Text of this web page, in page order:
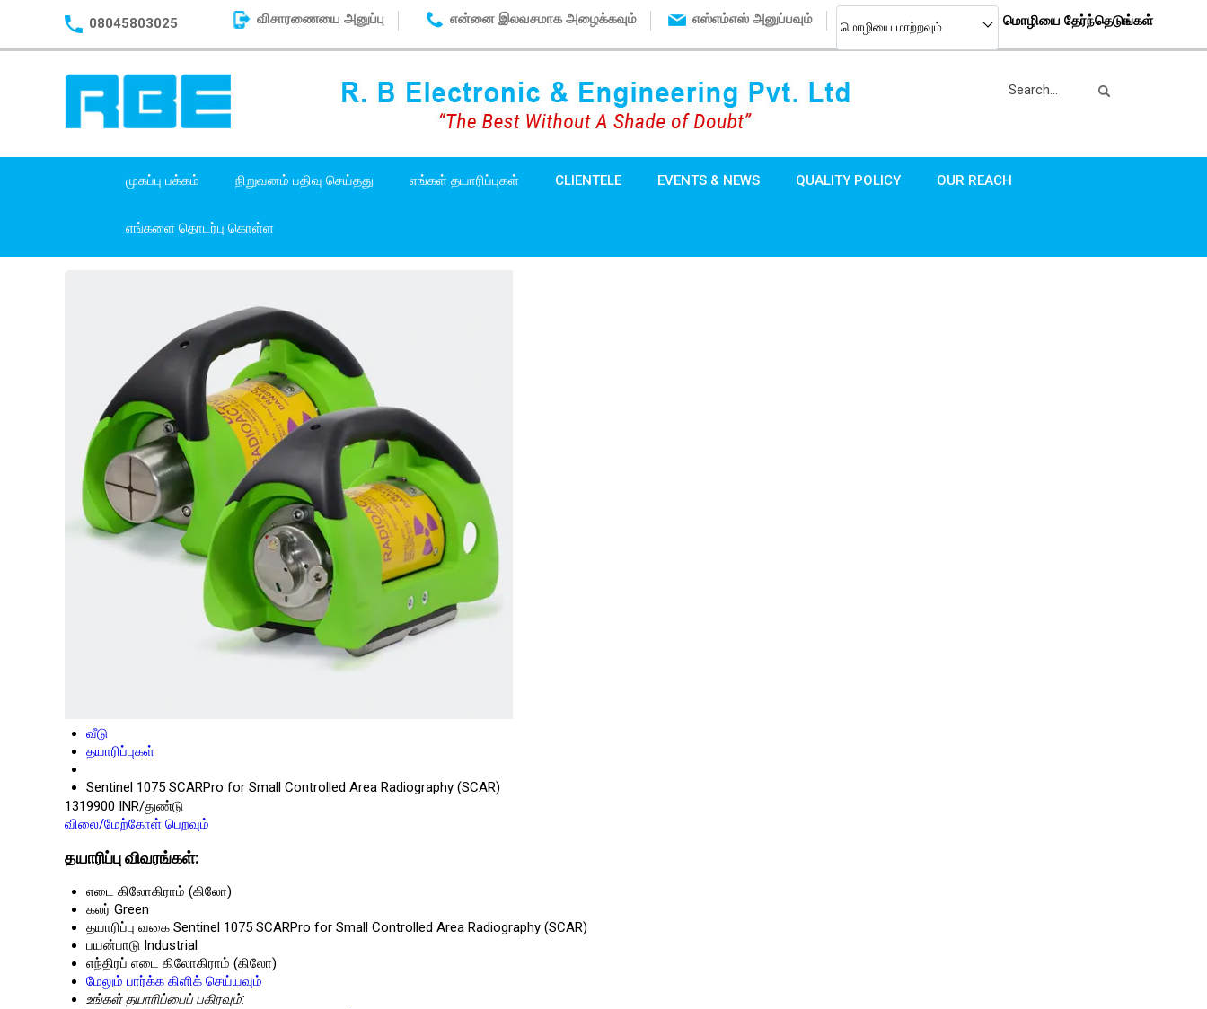
08045803025 மொழியை மாற்றவும் மொழியை தேர்ந்தெடுங்கள்
விசாரணையை அனுப்பு என்னை இலவசமாக அழைக்கவும் எஸ்எம்எஸ் அனுப்பவும்
முகப்பு பக்கம் நிறுவனம் பதிவு செய்தது எங்கள் தயாரிப்புகள் CLIENTELE EVENTS & NEWS QUALITY POLICY OUR REACH
எங்களை தொடர்பு கொள்ள
வீடு
தயாரிப்புகள்
Sentinel 1075 SCARPro for Small Controlled Area Radiography (SCAR)
1319900 INR/துண்டு
விலை/மேற்கோள் பெறவும்
தயாரிப்பு விவரங்கள்:
எடை கிலோகிராம் (கிலோ)
கலர் Green
தயாரிப்பு வகை Sentinel 1075 SCARPro for Small Controlled Area Radiography (SCAR)
பயன்பாடு Industrial
எந்திரப் எடை கிலோகிராம் (கிலோ)
மேலும் பார்க்க கிளிக் செய்யவும்
உங்கள் தயாரிப்பைப் பகிரவும்: